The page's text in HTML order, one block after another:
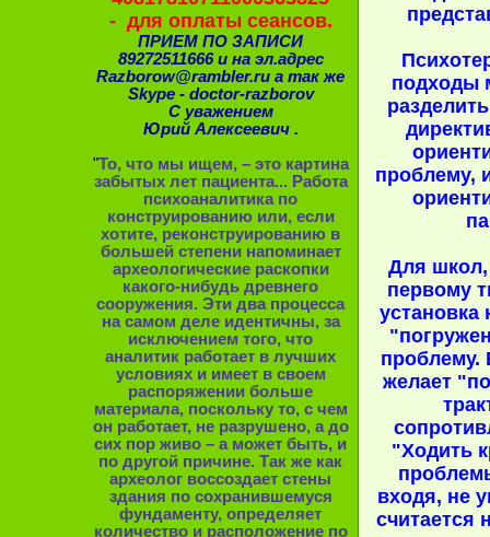
- для оплаты сеансов.
ПРИЕМ ПО ЗАПИСИ
89272511666 и на эл.адрес
Razborow@rambler.ru а так же
Skype - doctor-razborov
С уважением
Юрий Алексеевич .
"То, что мы ищем, – это картина
забытых лет пациента... Работа
психоаналитика по
конструированию или, если
хотите, реконструированию в
большей степени напоминает
археологические раскопки
какого-нибудь древнего
сооружения. Эти два процесса
на самом деле идентичны, за
исключением того, что
аналитик работает в лучших
условиях и имеет в своем
распоряжении больше
материала, поскольку то, с чем
он работает, не разрушено, а до
сих пор живо – а может быть, и
по другой причине. Так же как
археолог воссоздает стены
здания по сохранившемуся
фундаменту, определяет
количество и расположение по
подходы
проблему,
Для школ,
первому
установка
проблему.
желает
"Ходить
входя, не